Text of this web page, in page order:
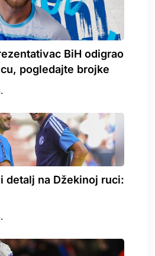
BiH odigrao
pogledajte brojke
detalj na Džekinoj ruci: